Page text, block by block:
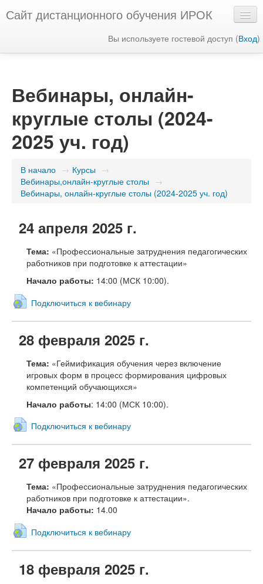
Сайт дистанционного обучения ИРОК
Вы используете гостевой доступ (Вход)
Вебинары, онлайн-
круглые столы (2024-
2025 уч. год)
В начало → Курсы →
Вебинары,онлайн-круглые столы →
Вебинары, онлайн-круглые столы (2024-2025 уч. год)
24 апреля 2025 г.
Тема: «Профессиональные затруднения педагогических
работников при подготовке к аттестации»
Начало работы: 14:00 (МСК 10:00).
Подключиться к вебинару
28 февраля 2025 г.
Тема: «Геймификация обучения через включение
игровых форм в процесс формирования цифровых
компетенций обучающихся»
Начало работы: 14:00 (МСК 10:00).
Подключиться к вебинару
27 февраля 2025 г.
Тема: «Профессиональные затруднения педагогических
работников при подготовке к аттестации».
Начало работы: 14.00
Подключиться к вебинару
18 февраля 2025 г.